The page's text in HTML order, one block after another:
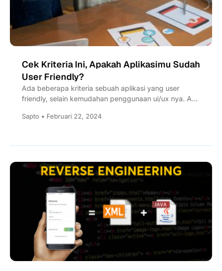
Cek Kriteria Ini, Apakah Aplikasimu Sudah
User Friendly?
Ada beberapa kriteria sebuah aplikasi yang user
friendly, selain kemudahan penggunaan ui/ux nya. Apa
Sapto • Februari 22, 2024